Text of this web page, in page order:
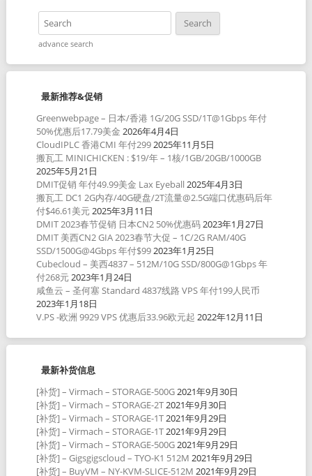
advance search
最新推荐&促销
Greenwebpage – 日本/香港 1G/20G SSD/1T@1Gbps 年付
50%优惠后17.79美金 2026年4月4日
CloudIPLC 香港CMI 年付2992025年11月5日
搬瓦工 MINICHICKEN : $19/年 – 1核/1GB/20GB/1000GB
2025年5月21日
DMIT促销 年付49.99美金 Lax Eyeball 2025年4月3日
搬瓦工 DC1 2G内存/40G硬盘/2T流量@2.5G端口优惠码后年
付$46.61美元2025年3月11日
DMIT 2023春节促销 日本CN2 50%优惠码2023年1月27日
DMIT 美西CN2 GIA 2023春节大促 – 1C/2G RAM/40G
SSD/1500G@4Gbps 年付$992023年1月25日
Cubecloud – 美西4837 – 512M/10G SSD/800G@1Gbps 年
付268元2023年1月24日
咸鱼云 – 圣何塞 Standard 4837线路 VPS 年付199人民币
2023年1月18日
V.PS -欧洲 9929 VPS 优惠后33.96欧元起 2022年12月11日
最新补货信息
[补货] – Virmach – STORAGE-500G2021年9月30日
[补货] – Virmach – STORAGE-2T2021年9月30日
[补货] – Virmach – STORAGE-1T2021年9月29日
[补货] – Virmach – STORAGE-1T2021年9月29日
[补货] – Virmach – STORAGE-500G2021年9月29日
[补货] – Gigsgigscloud – TYO-K1 512M 2021年9月29日
[补货] – BuyVM – NY-KVM-SLICE-512M 2021年9月29日